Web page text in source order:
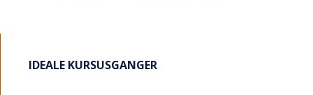
IDEALE KURSUSGANGER